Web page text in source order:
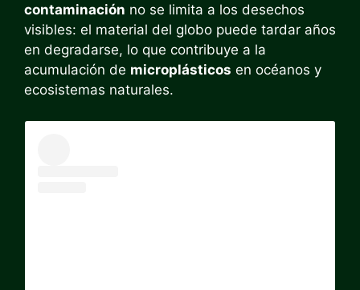
contaminación no se limita a los desechos
visibles: el material del globo puede tardar años
en degradarse, lo que contribuye a la
acumulación de microplásticos en océanos y
ecosistemas naturales.